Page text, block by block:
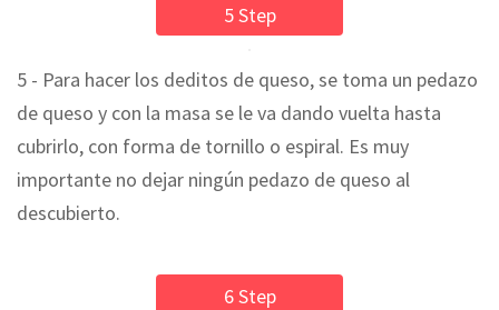
5 Step
5 - Para hacer los deditos de queso, se toma un pedazo
de queso y con la masa se le va dando vuelta hasta
cubrirlo, con forma de tornillo o espiral. Es muy
importante no dejar ningún pedazo de queso al
descubierto.
6 Step